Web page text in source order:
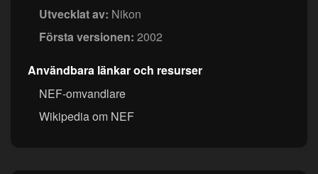
Utvecklat av: Nikon
Första versionen: 2002
Användbara länkar och resurser
NEF-omvandlare
Wikipedia om NEF